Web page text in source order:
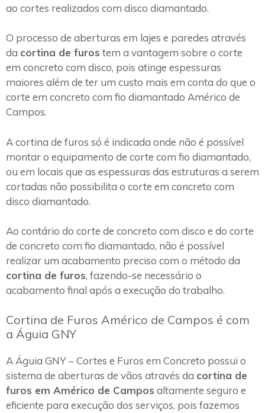
ao cortes realizados com disco diamantado.
O processo de aberturas em lajes e paredes através
da cortina de furos tem a vantagem sobre o corte
em concreto com disco, pois atinge espessuras
maiores além de ter um custo mais em conta do que o
corte em concreto com fio diamantado Américo de
Campos.
A cortina de furos só é indicada onde não é possível
montar o equipamento de corte com fio diamantado,
ou em locais que as espessuras das estruturas a serem
cortadas não possibilita o corte em concreto com
disco diamantado.
Ao contário do corte de concreto com disco e do corte
de concreto com fio diamantado, não é possível
realizar um acabamento preciso com o método da
cortina de furos, fazendo-se necessário o
acabamento final após a execução do trabalho.
Cortina de Furos Américo de Campos é com
a Águia GNY
A Águia GNY – Cortes e Furos em Concreto possui o
sistema de aberturas de vãos através da cortina de
furos em Américo de Campos altamente seguro e
eficiente para execução dos serviços, pois fazemos